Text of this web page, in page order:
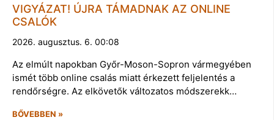
VIGYÁZAT! ÚJRA TÁMADNAK AZ ONLINE
CSALÓK
2026. augusztus. 6. 00:08
Az elmúlt napokban Győr-Moson-Sopron vármegyében
ismét több online csalás miatt érkezett feljelentés a
rendőrségre. Az elkövetők változatos módszerekk…
BŐVEBBEN »